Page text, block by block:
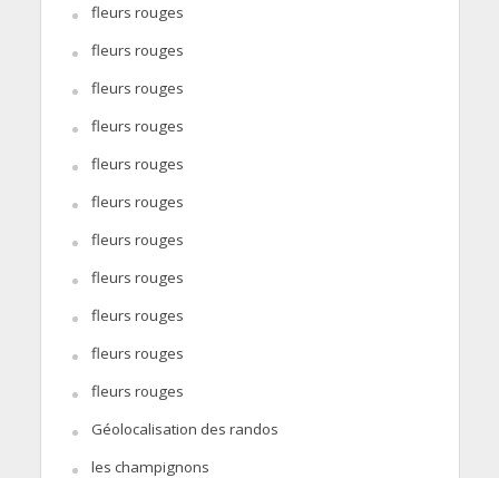
fleurs rouges
fleurs rouges
fleurs rouges
fleurs rouges
fleurs rouges
fleurs rouges
fleurs rouges
fleurs rouges
fleurs rouges
fleurs rouges
fleurs rouges
Géolocalisation des randos
les champignons